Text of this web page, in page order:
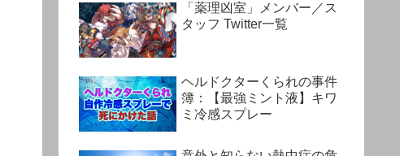
「薬理凶室」メンバー／ス
タッフ Twitter一覧
ヘルドクターくられの事件
簿：【最強ミント液】キワ
ミ冷感スプレー